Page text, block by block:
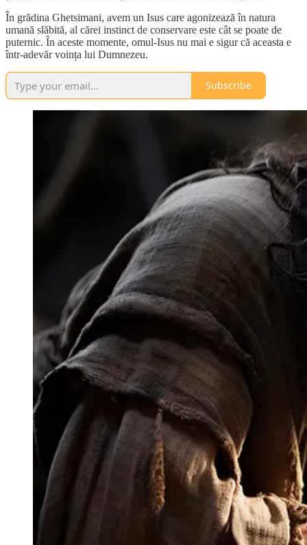
În grădina Ghetsimani, avem un Isus care agonizează în natura
umană slăbită, al cărei instinct de conservare este cât se poate de
puternic. În aceste momente, omul-Isus nu mai e sigur că aceasta e
într-adevăr voința lui Dumnezeu.
Subscribe